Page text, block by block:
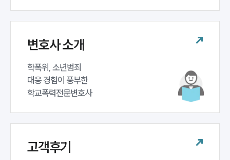
변호사 소개
학폭위, 소년범죄
대응 경험이 풍부한
학교폭력전문변호사
고객후기